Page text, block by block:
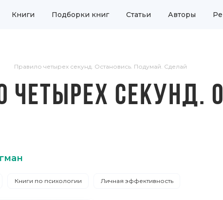
Книги Подборки книг Статьи Авторы
Правило четырех секунд. Остановись. Подумай. Сделай
ЧЕТЫРЕХ СЕКУНД.
Книги по психологии Личная эффективность